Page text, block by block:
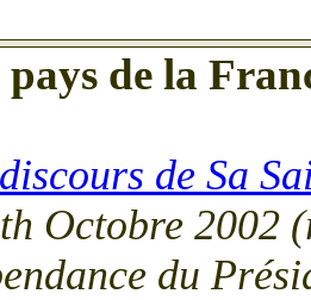
pays de la
de Sa
Octobre 2002
du